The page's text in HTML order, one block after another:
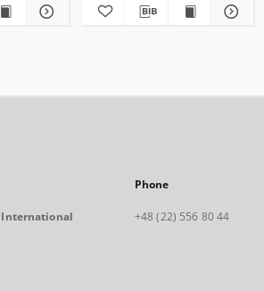
Phone
+48 (22) 556 80 44